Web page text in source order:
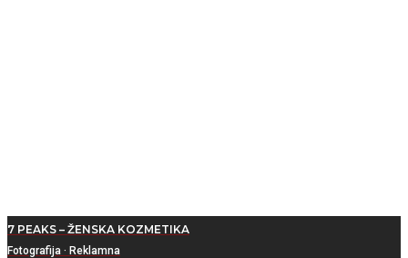
7 PEAKS – ŽENSKA KOZMETIKA
Fotografija · Reklamna